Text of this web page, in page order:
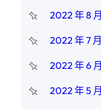
2022 年 8 月
2022 年 7 月
2022 年 6 月
2022 年 5 月